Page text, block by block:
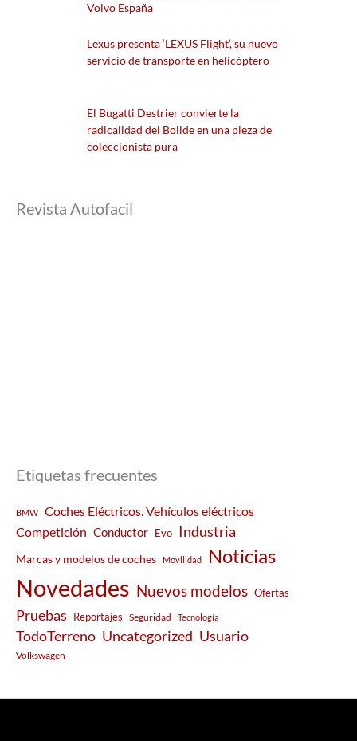
Volvo España
Lexus presenta ‘LEXUS Flight’, su nuevo
servicio de transporte en helicóptero
El Bugatti Destrier convierte la
radicalidad del Bolide en una pieza de
coleccionista pura
Revista Autofacil
Etiquetas frecuentes
BMW
Coches Eléctricos. Vehículos eléctricos
Competición Conductor Evo Industria
Marcas y modelos de coches Movilidad Noticias
Novedades Nuevos modelos Ofertas
Pruebas Reportajes Seguridad Tecnología
TodoTerreno Uncategorized Usuario
Volkswagen